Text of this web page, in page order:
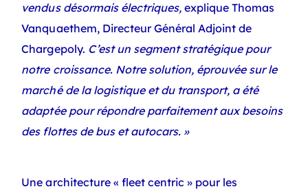
vendus désormais électriques, explique Thomas
Vanquaethem, Directeur Général Adjoint de
Chargepoly. C’est un segment stratégique pour
notre croissance. Notre solution, éprouvée sur le
marché de la logistique et du transport, a été
adaptée pour répondre parfaitement aux besoins
des flottes de bus et autocars. »
Une architecture « fleet centric » pour les